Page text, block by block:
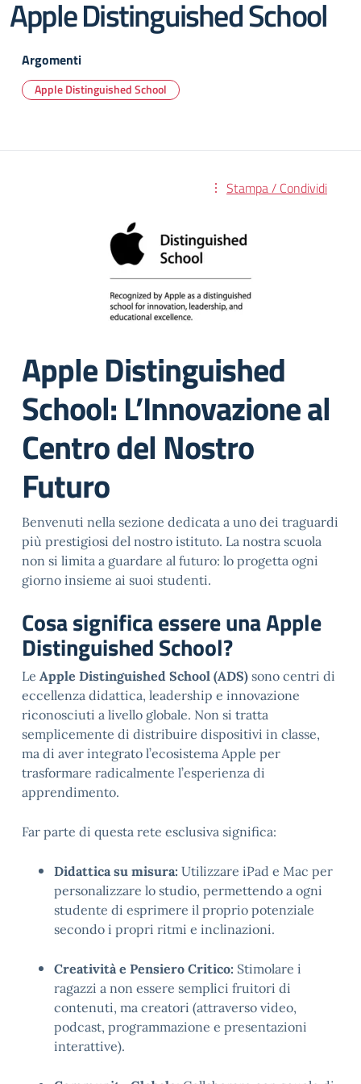
Apple Distinguished School
Argomenti
Apple Distinguished School
Stampa / Condividi
Apple Distinguished
School: L’Innovazione al
Centro del Nostro
Futuro
Benvenuti nella sezione dedicata a uno dei traguardi
più prestigiosi del nostro istituto. La nostra scuola
non si limita a guardare al futuro: lo progetta ogni
giorno insieme ai suoi studenti.
Cosa significa essere una Apple
Distinguished School?
Le Apple Distinguished School (ADS) sono centri di
eccellenza didattica, leadership e innovazione
riconosciuti a livello globale. Non si tratta
semplicemente di distribuire dispositivi in classe,
ma di aver integrato l’ecosistema Apple per
trasformare radicalmente l’esperienza di
apprendimento.
Far parte di questa rete esclusiva significa:
Didattica su misura: Utilizzare iPad e Mac per
personalizzare lo studio, permettendo a ogni
studente di esprimere il proprio potenziale
secondo i propri ritmi e inclinazioni.
Creatività e Pensiero Critico: Stimolare i
ragazzi a non essere semplici fruitori di
contenuti, ma creatori (attraverso video,
podcast, programmazione e presentazioni
interattive).